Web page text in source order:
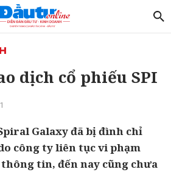
dịch cổ phiếu SPI
Galaxy đã bị đình chỉ
công ty liên tục vi phạm
tin, đến nay cũng chưa